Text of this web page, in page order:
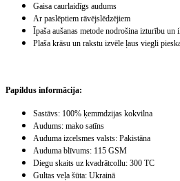
Gaisa caurlaidīgs audums
Ar paslēptiem rāvējslēdzējiem
Īpaša aušanas metode nodrošina izturību un
Plaša krāsu un rakstu izvēle ļaus viegli
Papildus informācija:
Sastāvs: 100% ķemmdzijas kokvilna
Audums: mako satīns
Auduma izcelsmes valsts: Pakistāna
Auduma blīvums: 115 GSM
Diegu skaits uz kvadrātcollu: 300 TC
Gultas veļa šūta: Ukrainā